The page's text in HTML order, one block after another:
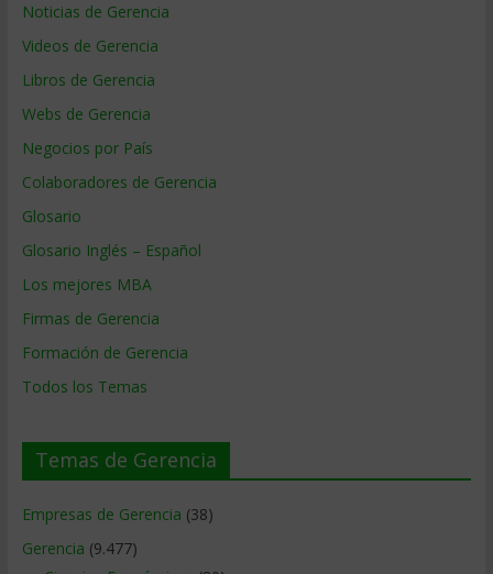
Noticias de Gerencia
Videos de Gerencia
Libros de Gerencia
Webs de Gerencia
Negocios por País
Colaboradores de Gerencia
Glosario
Glosario Inglés – Español
Los mejores MBA
Firmas de Gerencia
Formación de Gerencia
Todos los Temas
Temas de Gerencia
Empresas de Gerencia (38)
Gerencia (9.477)